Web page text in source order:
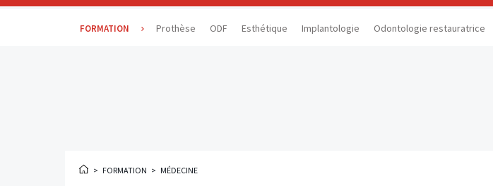
FORMATION Prothèse ODF Esthétique Implantologie Odontologie restauratrice
> FORMATION > MÉDECINE